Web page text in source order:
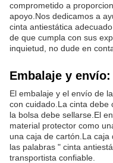
comprometido a
apoyo.Nos dedicamos a
cinta antiestática
de que cumpla con sus
inquietud, no dude en
Embalaje y envío:
El embalaje y el envío de
con cuidado.La cinta debe
la bolsa debe sellarse.El
material protector como
una caja de cartón.La
las palabras " cinta
transportista confiable.